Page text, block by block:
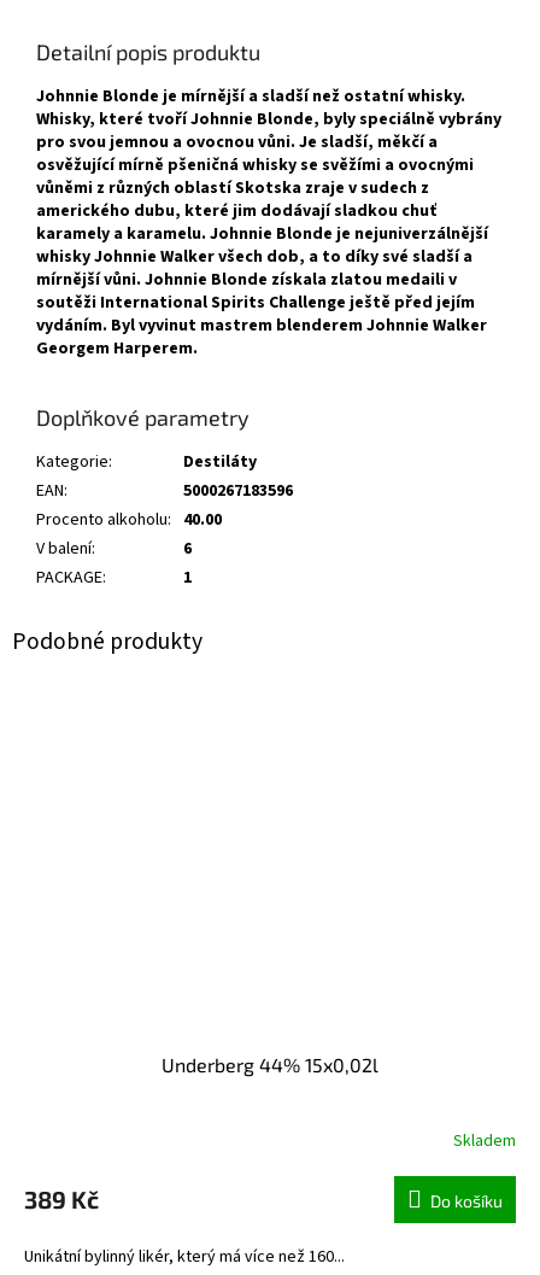
Detailní popis produktu
Johnnie Blonde je mírnější a sladší než ostatní whisky.
Whisky, které tvoří Johnnie Blonde, byly speciálně vybrány
pro svou jemnou a ovocnou vůni. Je sladší, měkčí a
osvěžující mírně pšeničná whisky se svěžími a ovocnými
vůněmi z různých oblastí Skotska zraje v sudech z
amerického dubu, které jim dodávají sladkou chuť
karamely a karamelu. Johnnie Blonde je nejuniverzálnější
whisky Johnnie Walker všech dob, a to díky své sladší a
mírnější vůni. Johnnie Blonde získala zlatou medaili v
soutěži International Spirits Challenge ještě před jejím
vydáním. Byl vyvinut mastrem blenderem Johnnie Walker
Georgem Harperem.
Doplňkové parametry
Kategorie:
Destiláty
EAN:
5000267183596
Procento alkoholu: 40.00
V balení:
6
PACKAGE: 1
Underberg 44% 15x0,02l
produktu
je
z
Skladem
389 Kč Do košíku
Unikátní bylinný likér, který má více než 160...